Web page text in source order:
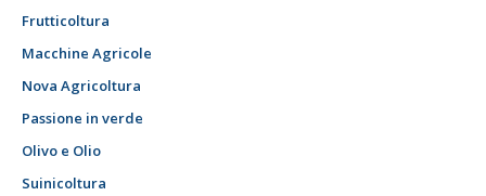
Frutticoltura
Macchine Agricole
Nova Agricoltura
Passione in verde
Olivo e Olio
Suinicoltura